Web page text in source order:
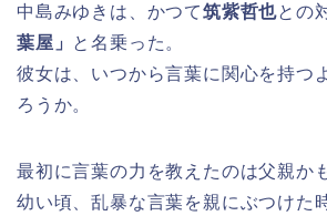
中島みゆきは、かつて筑紫哲也との
葉屋」 と名乗った。
彼女は、いつから言葉に関心を持つ
ろうか。
最初に言葉の力を教えたのは父親か
幼い頃、乱暴な言葉を親にぶつけた